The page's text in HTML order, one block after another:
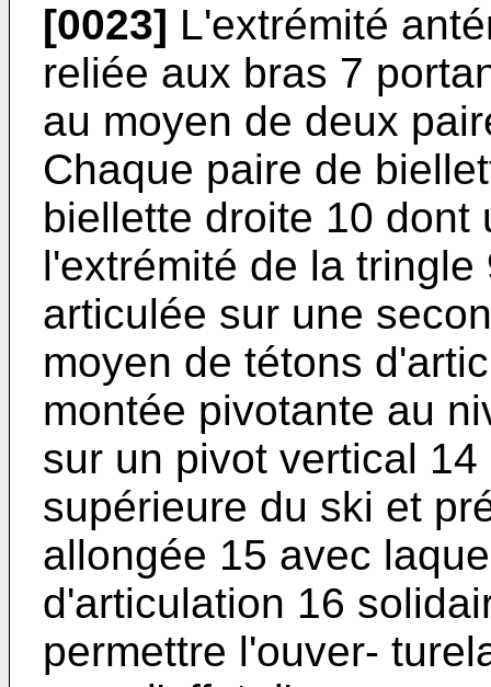
[0023] L'extrémité
reliée aux bras 7
au moyen de deux
Chaque paire de
biellette droite 10 dont
l'extrémité de la
articulée sur une
moyen de tétons
montée pivotante au
sur un pivot vertical
supérieure du ski et
allongée 15 avec
d'articulation 16
permettre l'ouver-